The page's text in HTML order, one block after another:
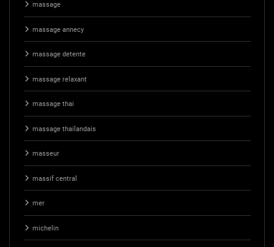
massage
massage annecy
massage detente
massage relaxant
massage thai
massage thailandais
masseur
massif central
mer
michelin